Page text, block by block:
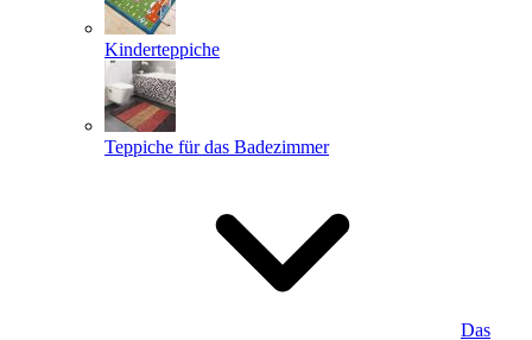
Kinderteppiche
Teppiche für das Badezimmer
Das